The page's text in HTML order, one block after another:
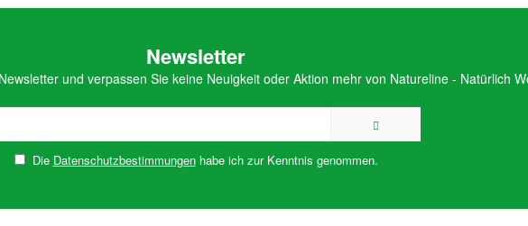
Newsletter
und verpassen Sie keine Neuigkeit oder Aktion mehr von Natureline - Natürlich
Die Datenschutzbestimmungenhabe ich zur Kenntnis genommen.